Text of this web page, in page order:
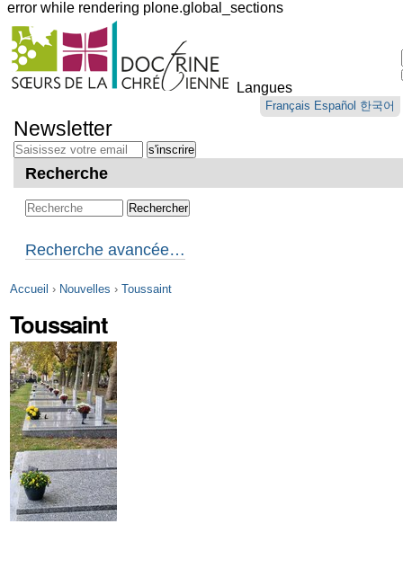
error while rendering plone.global_sections
Outils
personnels
Langues
Français Español 한국어
au
contenu.
Aller
navigation
Newsletter
Recherche
Recherche avancée…
Accueil › Nouvelles › Toussaint
Toussaint